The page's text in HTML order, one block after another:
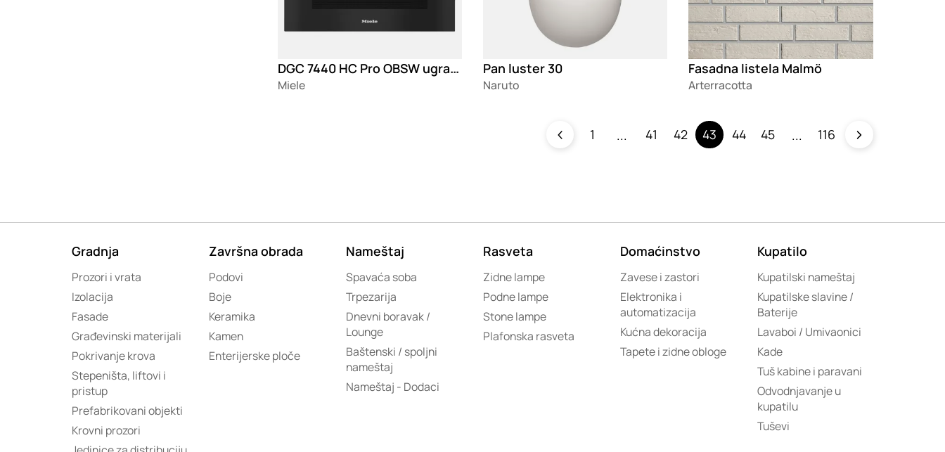
DGC 7440 HC Pro OBSW ugradna kompaktna kombinovana parna rerna 45cm
Miele
Pan luster 30
Naruto
Fasadna listela Malmö
Arterracotta
1 41 42 43 44 45 116
Gradnja
Prozori i vrata
Izolacija
Fasade
Građevinski materijali
Pokrivanje krova
Stepeništa, liftovi i
pristup
Prefabrikovani objekti
Krovni prozori
Završna obrada
Podovi
Boje
Keramika
Kamen
Enterijerske ploče
Nameštaj
Spavaća soba
Trpezarija
Dnevni boravak /
Lounge
Baštenski / spoljni
nameštaj
Nameštaj - Dodaci
Rasveta
Zidne lampe
Podne lampe
Stone lampe
Plafonska rasveta
Domaćinstvo
Zavese i zastori
Elektronika i
automatizacija
Kućna dekoracija
Tapete i zidne obloge
Kupatilo
Kupatilski nameštaj
Kupatilske slavine /
Baterije
Lavaboi / Umivaonici
Kade
Tuš kabine i paravani
Odvodnjavanje u
kupatilu
Tuševi